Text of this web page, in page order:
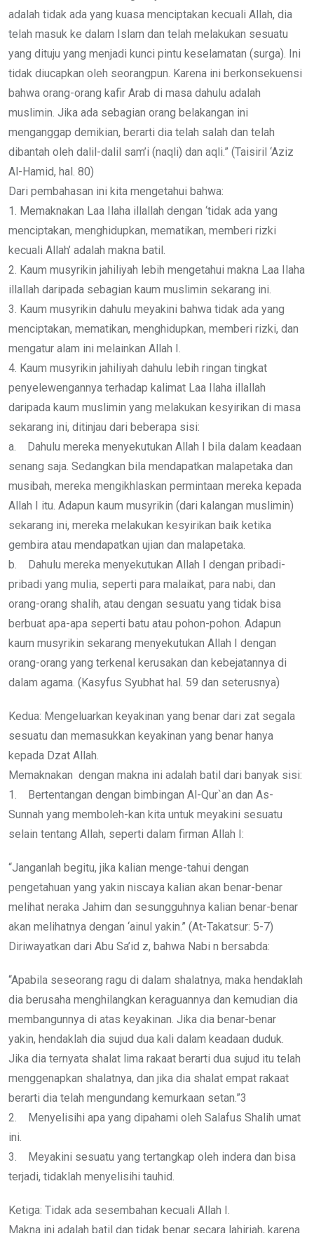
adalah tidak ada yang kuasa menciptakan kecuali Allah, dia
telah masuk ke dalam Islam dan telah melakukan sesuatu
yang dituju yang menjadi kunci pintu keselamatan (surga). Ini
tidak diucapkan oleh seorangpun. Karena ini berkonsekuensi
bahwa orang-orang kafir Arab di masa dahulu adalah
muslimin. Jika ada sebagian orang belakangan ini
menganggap demikian, berarti dia telah salah dan telah
dibantah oleh dalil-dalil sam’i (naqli) dan aqli.” (Taisiril ‘Aziz
Al-Hamid, hal. 80)
Dari pembahasan ini kita mengetahui bahwa:
1. Memaknakan Laa Ilaha illallah dengan ‘tidak ada yang
menciptakan, menghidupkan, mematikan, memberi rizki
kecuali Allah’ adalah makna batil.
2. Kaum musyrikin jahiliyah lebih mengetahui makna Laa Ilaha
illallah daripada sebagian kaum muslimin sekarang ini.
3. Kaum musyrikin dahulu meyakini bahwa tidak ada yang
menciptakan, mematikan, menghidupkan, memberi rizki, dan
mengatur alam ini melainkan Allah I.
4. Kaum musyrikin jahiliyah dahulu lebih ringan tingkat
penyelewengannya terhadap kalimat Laa Ilaha illallah
daripada kaum muslimin yang melakukan kesyirikan di masa
sekarang ini, ditinjau dari beberapa sisi:
a. Dahulu mereka menyekutukan Allah I bila dalam keadaan
senang saja. Sedangkan bila mendapatkan malapetaka dan
musibah, mereka mengikhlaskan permintaan mereka kepada
Allah I itu. Adapun kaum musyrikin (dari kalangan muslimin)
sekarang ini, mereka melakukan kesyirikan baik ketika
gembira atau mendapatkan ujian dan malapetaka.
b. Dahulu mereka menyekutukan Allah I dengan pribadi-
pribadi yang mulia, seperti para malaikat, para nabi, dan
orang-orang shalih, atau dengan sesuatu yang tidak bisa
berbuat apa-apa seperti batu atau pohon-pohon. Adapun
kaum musyrikin sekarang menyekutukan Allah I dengan
orang-orang yang terkenal kerusakan dan kebejatannya di
dalam agama. (Kasyfus Syubhat hal. 59 dan seterusnya)
Kedua: Mengeluarkan keyakinan yang benar dari zat segala
sesuatu dan memasukkan keyakinan yang benar hanya
kepada Dzat Allah.
Memaknakan dengan makna ini adalah batil dari banyak sisi:
1. Bertentangan dengan bimbingan Al-Qur`an dan As-
Sunnah yang memboleh-kan kita untuk meyakini sesuatu
selain tentang Allah, seperti dalam firman Allah I:
“Janganlah begitu, jika kalian menge-tahui dengan
pengetahuan yang yakin niscaya kalian akan benar-benar
melihat neraka Jahim dan sesungguhnya kalian benar-benar
akan melihatnya dengan ‘ainul yakin.” (At-Takatsur: 5-7)
Diriwayatkan dari Abu Sa’id z, bahwa Nabi n bersabda:
“Apabila seseorang ragu di dalam shalatnya, maka hendaklah
dia berusaha menghilangkan keraguannya dan kemudian dia
membangunnya di atas keyakinan. Jika dia benar-benar
yakin, hendaklah dia sujud dua kali dalam keadaan duduk.
Jika dia ternyata shalat lima rakaat berarti dua sujud itu telah
menggenapkan shalatnya, dan jika dia shalat empat rakaat
berarti dia telah mengundang kemurkaan setan.”3
2. Menyelisihi apa yang dipahami oleh Salafus Shalih umat
ini.
3. Meyakini sesuatu yang tertangkap oleh indera dan bisa
terjadi, tidaklah menyelisihi tauhid.
Ketiga: Tidak ada sesembahan kecuali Allah I.
Makna ini adalah batil dan tidak benar secara lahiriah, karena